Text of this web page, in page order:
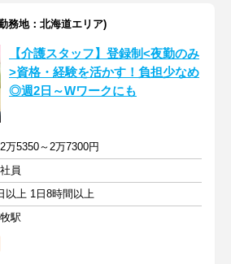
務地：北海道エリア)
【介護スタッフ】登録制<夜勤のみ
>資格・経験を活かす！負担少なめ
◎週2日～Wワークにも
万5350～2万7300円
員
以上 1日8時間以上
駅